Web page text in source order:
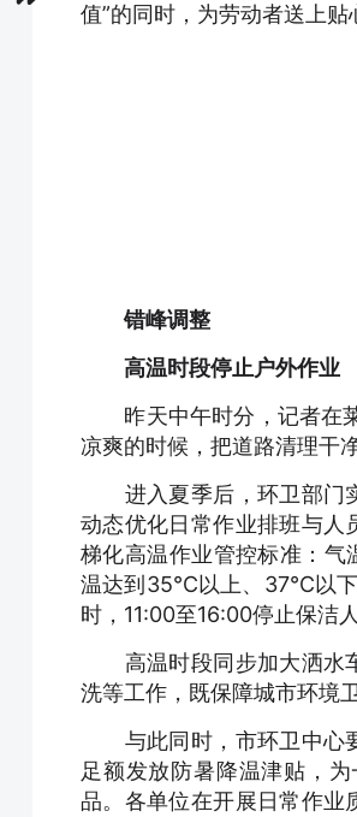
值”的同时，为劳动者送上贴
错峰调整
高温时段停止户外作业
昨天中午时分，记者在莱
凉爽的时候，把道路清理干
进入夏季后，环卫部门实
动态优化日常作业排班与人
梯化高温作业管控标准：
温达到35℃以上、37℃以下
时，11:00至16:00停止保洁
高温时段同步加大洒水车
洗等工作，既保障城市环境
与此同时，市环卫中心要
足额发放防暑降温津贴，
品。各单位在开展日常作业